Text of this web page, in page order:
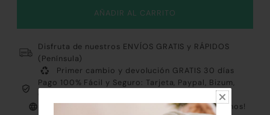
Disfruta de nuestros ENVÍOS GRATIS y RÁPIDOS
(Península)
Primer cambio y devolución GRATIS 30 días
Pago 100% Fácil y Seguro: Tarjeta, Paypal, Bizum,
Atención al cliente PERSONALIZADA ¡Consúltanos!